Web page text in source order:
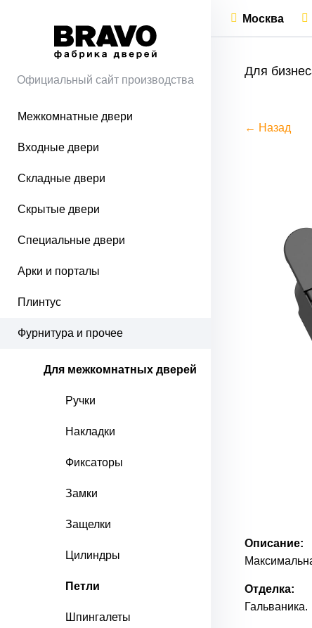
Официальный сайт производства
Межкомнатные двери
Входные двери
Складные двери
Скрытые двери
Специальные двери
Арки и порталы
Плинтус
Фурнитура и прочее
Для межкомнатных дверей
Ручки
Накладки
Фиксаторы
Замки
Защелки
Цилиндры
Петли
Шпингалеты
Москва
Для
← Назад
Описание:
Отделка:
Гальваника.